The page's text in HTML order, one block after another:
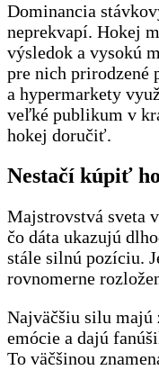
Dominancia
neprekvapí. Hokej
výsledok a vysokú
pre nich prirodzené
a hypermarkety
veľké publikum v
hokej doručiť.
Nestačí kúpiť
Majstrovstvá sveta
čo dáta ukazujú
stále silnú pozíciu.
rovnomerne
Najväčšiu silu majú
emócie a dajú
To väčšinou